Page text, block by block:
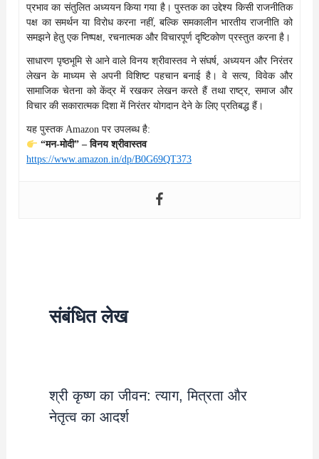
प्रभाव का संतुलित अध्ययन किया गया है। पुस्तक का उद्देश्य किसी राजनीतिक
पक्ष का समर्थन या विरोध करना नहीं, बल्कि समकालीन भारतीय राजनीति को
समझने हेतु एक निष्पक्ष, रचनात्मक और विचारपूर्ण दृष्टिकोण प्रस्तुत करना है।
साधारण पृष्ठभूमि से आने वाले विनय श्रीवास्तव ने संघर्ष, अध्ययन और निरंतर
लेखन के माध्यम से अपनी विशिष्ट पहचान बनाई है। वे सत्य, विवेक और
सामाजिक चेतना को केंद्र में रखकर लेखन करते हैं तथा राष्ट्र, समाज और
विचार की सकारात्मक दिशा में निरंतर योगदान देने के लिए प्रतिबद्ध हैं।
यह पुस्तक Amazon पर उपलब्ध है:
“मन-मोदी” – विनय श्रीवास्तव
https://www.amazon.in/dp/B0G69QT373
संबंधित लेख
श्री कृष्ण का जीवन: त्याग, मित्रता और
नेतृत्व का आदर्श